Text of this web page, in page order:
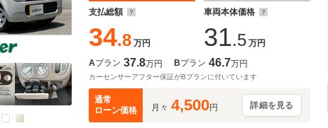
支払総額
34.8 万円
車両本体価格
31.5 万円
Aプラン 37.8万円 Bプラン 46.7万円
カーセンサーアフター保証がBプランに付いています
通常
ローン価格
月々 4,500円 詳細を見る